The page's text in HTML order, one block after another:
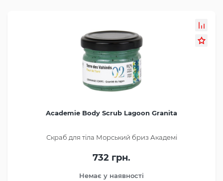
Academie Body Scrub Lagoon Granita
Скраб для тіла Морський бриз Академі
732 грн.
Немає у наявності